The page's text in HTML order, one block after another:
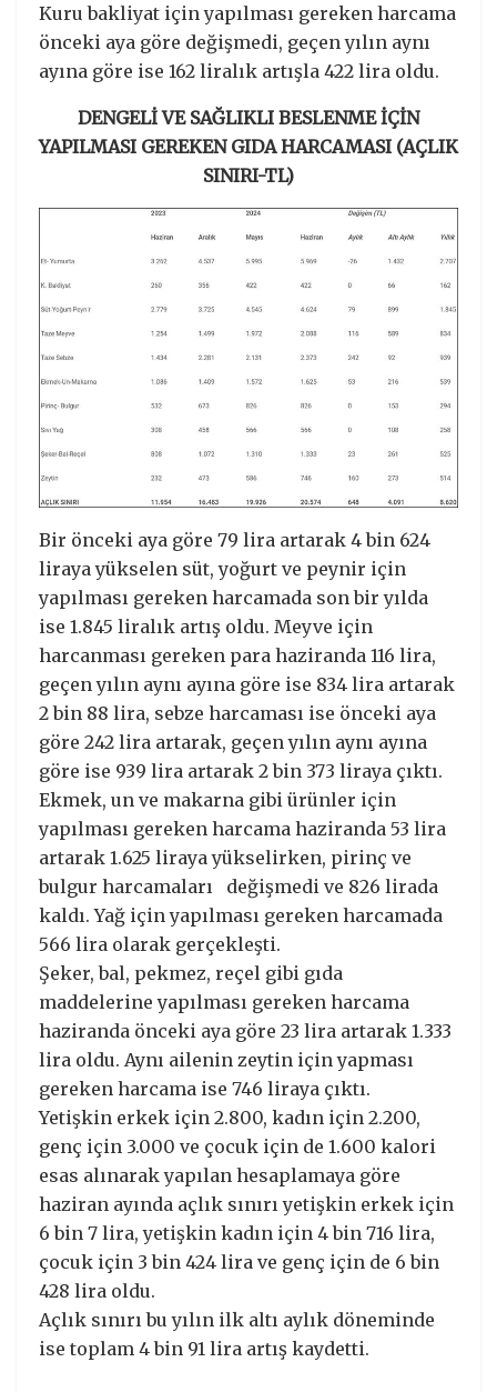
Kuru bakliyat için yapılması gereken harcama
önceki aya göre değişmedi, geçen yılın aynı
ayına göre ise 162 liralık artışla 422 lira oldu.
DENGELİ VE SAĞLIKLI BESLENME İÇİN
YAPILMASI GEREKEN GIDA HARCAMASI (AÇLIK
SINIRI-TL)
Bir önceki aya göre 79 lira artarak 4 bin 624
liraya yükselen süt, yoğurt ve peynir için
yapılması gereken harcamada son bir yılda
ise 1.845 liralık artış oldu. Meyve için
harcanması gereken para haziranda 116 lira,
geçen yılın aynı ayına göre ise 834 lira artarak
2 bin 88 lira, sebze harcaması ise önceki aya
göre 242 lira artarak, geçen yılın aynı ayına
göre ise 939 lira artarak 2 bin 373 liraya çıktı.
Ekmek, un ve makarna gibi ürünler için
yapılması gereken harcama haziranda 53 lira
artarak 1.625 liraya yükselirken, pirinç ve
bulgur harcamaları değişmedi ve 826 lirada
kaldı. Yağ için yapılması gereken harcamada
566 lira olarak gerçekleşti.
Şeker, bal, pekmez, reçel gibi gıda
maddelerine yapılması gereken harcama
haziranda önceki aya göre 23 lira artarak 1.333
lira oldu. Aynı ailenin zeytin için yapması
gereken harcama ise 746 liraya çıktı.
Yetişkin erkek için 2.800, kadın için 2.200,
genç için 3.000 ve çocuk için de 1.600 kalori
esas alınarak yapılan hesaplamaya göre
haziran ayında açlık sınırı yetişkin erkek için
6 bin 7 lira, yetişkin kadın için 4 bin 716 lira,
çocuk için 3 bin 424 lira ve genç için de 6 bin
428 lira oldu.
Açlık sınırı bu yılın ilk altı aylık döneminde
ise toplam 4 bin 91 lira artış kaydetti.